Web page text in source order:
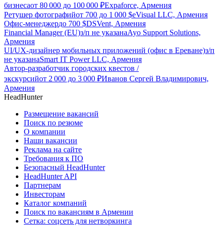
бизнесаот 80 000 до 100 000 ₽Expaforce, Армения
Ретушер фотографийот 700 до 1 000 $eVisual LLC, Армения
Офис-менеджердо 700 $DSVent, Армения
Financial Manager (EU)з/п не указанаAyo Support Solutions,
Армения
UI/UX-дизайнер мобильных приложений (офис в Ереване)з/п
не указанаSmart IT Power LLC, Армения
Автор-разработчик городских квестов /
экскурсийот 2 000 до 3 000 ₽Иванов Сергей Владимирович,
Армения
HeadHunter
Размещение вакансий
Поиск по резюме
О компании
Наши вакансии
Реклама на сайте
Требования к ПО
Безопасный HeadHunter
HeadHunter API
Партнерам
Инвесторам
Каталог компаний
Поиск по вакансиям в Армении
Сетка: соцсеть для нетворкинга